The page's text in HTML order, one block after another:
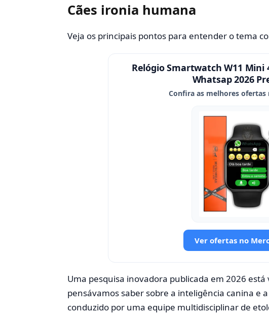
Cães ironia humana
Veja os principais pontos para entender o tema
Relógio Smartwatch W11 Mini
Whatsap 2026
Confira as melhores ofertas
Ver ofertas no
Uma pesquisa inovadora publicada em 2026
pensávamos saber sobre a inteligência canina e
conduzido por uma equipe multidisciplinar de